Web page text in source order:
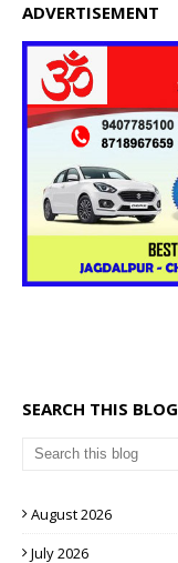
ADVERTISEMENT
SEARCH THIS BLOG
August 2026
July 2026